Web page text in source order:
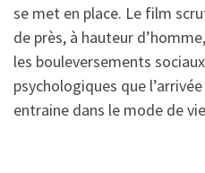
se met en place. Le film
de près, à hauteur
les bouleversements
psychologiques que
entraine dans le mode de